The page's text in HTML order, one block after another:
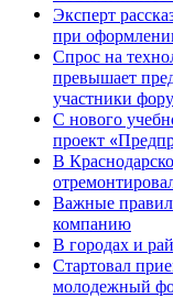
Эксперт
при
Спрос на
превышает
участники
С нового
проект
В
Важные
компанию
В городах и
Стартовал
молодежный